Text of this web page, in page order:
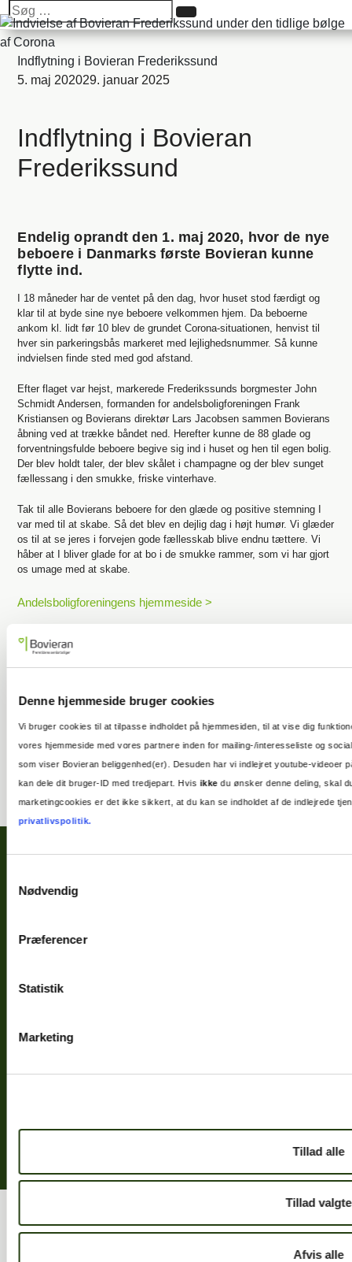
Denne hjemmeside bruger cookies
Vi bruger cookies til at tilpasse indholdet på hjemmesiden, til at vise dig
vores hjemmeside med vores partnere inden for mailing-/interesseliste og
som viser Bovieran beliggenhed(er). Desuden har vi indlejret youtube-
kan dele dit bruger-ID med tredjepart. Hvis ikkedu ønsker denne deling, skal
marketingcookies er det ikke sikkert, at du kan se indholdet af de indlejrede
privatlivspolitik.
Nødvendig
Præferencer
Statistik
Marketing
Tillad alle
Tillad valgte
Afvis alle
Søg
efter:
Søg
Indflytning i Bovieran Frederikssund
5. maj 202029. januar 2025
Indflytning i Bovieran
Frederikssund
Endelig oprandt den 1. maj 2020, hvor de nye
beboere i Danmarks første Bovieran kunne
flytte ind.
I 18 måneder har de ventet på den dag, hvor huset stod færdigt og
klar til at byde sine nye beboere velkommen hjem. Da beboerne
ankom kl. lidt før 10 blev de grundet Corona-situationen, henvist til
hver sin parkeringsbås markeret med lejlighedsnummer. Så kunne
indvielsen finde sted med god afstand.
Efter flaget var hejst, markerede Frederikssunds borgmester John
Schmidt Andersen, formanden for andelsboligforeningen Frank
Kristiansen og Bovierans direktør Lars Jacobsen sammen Bovierans
åbning ved at trække båndet ned. Herefter kunne de 88 glade og
forventningsfulde beboere begive sig ind i huset og hen til egen bolig.
Der blev holdt taler, der blev skålet i champagne og der blev sunget
fællessang i den smukke, friske vinterhave.
Tak til alle Bovierans beboere for den glæde og positive stemning I
var med til at skabe. Så det blev en dejlig dag i højt humør. Vi glæder
os til at se jeres i forvejen gode fællesskab blive endnu tættere. Vi
håber at I bliver glade for at bo i de smukke rammer, som vi har gjort
os umage med at skabe.
Andelsboligforeningens hjemmeside >
Bovieran Danmark A/S
2100 København Ø